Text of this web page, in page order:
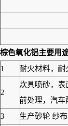
棕色氧化铝主要用
1
耐火材料，
2
炊具喷砂，表
前处理，汽车
3
生产砂轮 纱